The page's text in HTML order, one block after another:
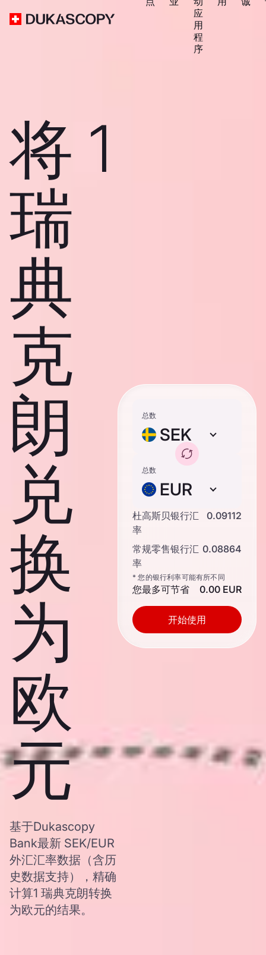
应
用
程
序
将 1
瑞
典
克
朗
兑
换
为
欧
元
基于Dukascopy
Bank最新 SEK/EUR
外汇汇率数据（含历
史数据支持），精确
计算1 瑞典克朗转换
为欧元的结果。
总数
SEK
总数
EUR
杜高斯贝银行汇
率
0.09112
常规零售银行汇
率
0.08864
* 您的银行利率可能有所不同
您最多可节省 0.00 EUR
开始使用